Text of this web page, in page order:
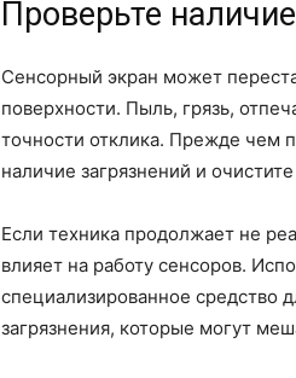
Проверьте
Сенсорный экран может
поверхности. Пыль, грязь,
точности отклика. Прежде чем
наличие загрязнений и
Если техника продолжает не
влияет на работу сенсоров.
специализированное средство
загрязнения, которые могут